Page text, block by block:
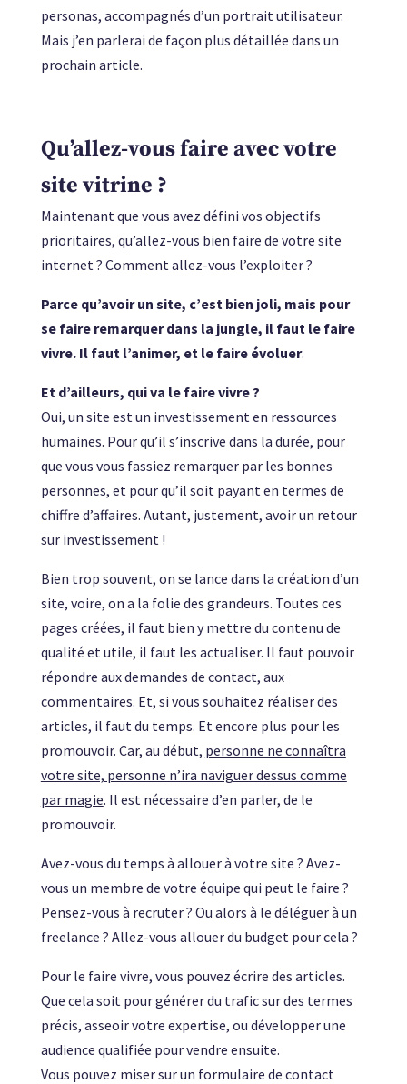
personas, accompagnés d’un portrait utilisateur.
Mais j’en parlerai de façon plus détaillée dans un
prochain article.
Qu’allez-vous faire avec votre
site vitrine ?
Maintenant que vous avez défini vos objectifs
prioritaires, qu’allez-vous bien faire de votre site
internet ? Comment allez-vous l’exploiter ?
Parce qu’avoir un site, c’est bien joli, mais pour
se faire remarquer dans la jungle, il faut le faire
vivre. Il faut l’animer, et le faire évoluer.
Et d’ailleurs, qui va le faire vivre ?
Oui, un site est un investissement en ressources
humaines. Pour qu’il s’inscrive dans la durée, pour
que vous vous fassiez remarquer par les bonnes
personnes, et pour qu’il soit payant en termes de
chiffre d’affaires. Autant, justement, avoir un retour
sur investissement !
Bien trop souvent, on se lance dans la création d’un
site, voire, on a la folie des grandeurs. Toutes ces
pages créées, il faut bien y mettre du contenu de
qualité et utile, il faut les actualiser. Il faut pouvoir
répondre aux demandes de contact, aux
commentaires. Et, si vous souhaitez réaliser des
articles, il faut du temps. Et encore plus pour les
promouvoir. Car, au début, personne ne connaîtra
votre site, personne n’ira naviguer dessus comme
par magie. Il est nécessaire d’en parler, de le
promouvoir.
Avez-vous du temps à allouer à votre site ? Avez-
vous un membre de votre équipe qui peut le faire ?
Pensez-vous à recruter ? Ou alors à le déléguer à un
freelance ? Allez-vous allouer du budget pour cela ?
Pour le faire vivre, vous pouvez écrire des articles.
Que cela soit pour générer du trafic sur des termes
précis, asseoir votre expertise, ou développer une
audience qualifiée pour vendre ensuite.
Vous pouvez miser sur un formulaire de contact